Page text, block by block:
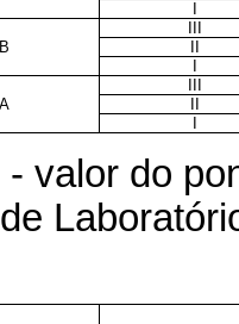
B
A
- valor do